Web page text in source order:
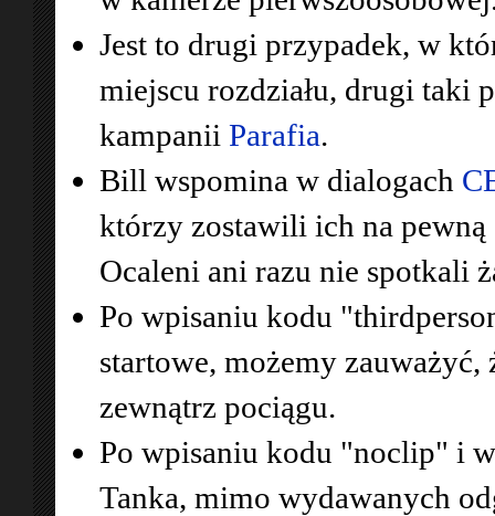
Jest to drugi przypadek, w
miejscu rozdziału, drugi taki
kampanii Parafia.
Bill wspomina w dialogach
którzy zostawili ich na
Ocaleni ani razu nie spotkali
Po wpisaniu kodu
startowe, możemy
zewnątrz pociągu.
Po wpisaniu kodu "noclip" i
Tanka, mimo wydawanych